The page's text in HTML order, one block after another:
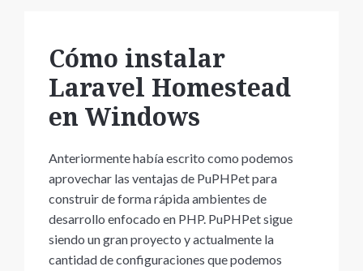
Cómo instalar
Laravel Homestead
en Windows
Anteriormente había escrito como podemos
aprovechar las ventajas de PuPHPet para
construir de forma rápida ambientes de
desarrollo enfocado en PHP. PuPHPet sigue
siendo un gran proyecto y actualmente la
cantidad de configuraciones que podemos